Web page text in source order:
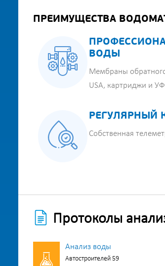
ПРЕИМУЩЕСТВА
ВОДЫ
Мембраны
USA, картриджи и
РЕГУЛЯРНЫЙ
Собственная
Протоколы
Анализ воды
Автостроителей 59